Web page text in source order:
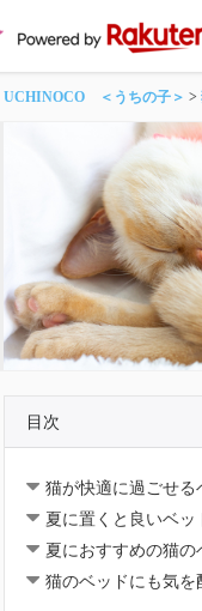
UCHINOCO ＜うちの子＞
目次
猫が快適に過ごせる
夏に置くと良いベッ
夏におすすめの猫の
猫のベッドにも気を